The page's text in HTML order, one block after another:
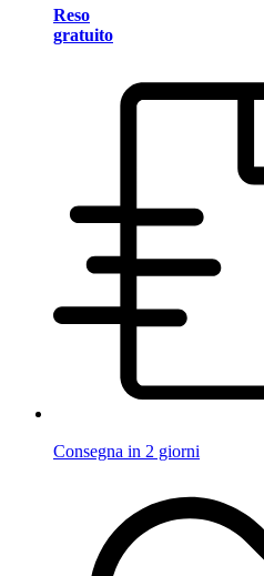
Reso
gratuito
Consegna in 2 giorni